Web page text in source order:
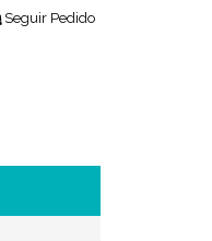
Seguir Pedido